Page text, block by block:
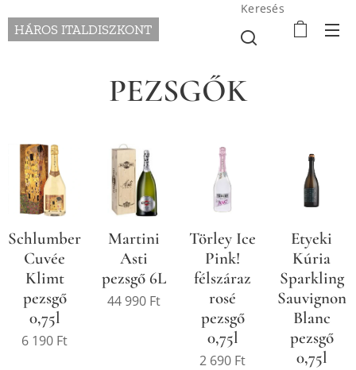
HÁROS ITALDISZKONT
Keresés
PEZSGŐK
Schlumberger
Cuvée
Klimt
pezsgő
0,75l
6 190 Ft
Martini
Asti
pezsgő 6L
44 990Ft
Törley Ice
Pink!
félszáraz
rosé
pezsgő
0,75l
2 690 Ft
Etyeki
Kúria
Sparkling
Sauvignon
Blanc
pezsgő
0,75l